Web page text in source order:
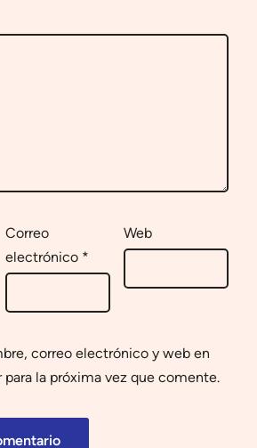
Correo
electrónico *
Web
correo electrónico y web en
para la próxima vez que comente.